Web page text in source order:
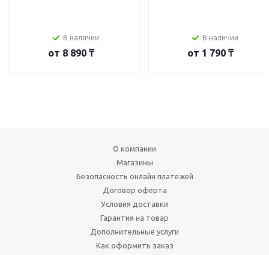
В наличии
от 8 890 ₸
В наличии
от 1 790 ₸
О компании
Магазины
Безопасность онлайн платежей
Договор оферта
Условия доставки
Гарантия на товар
Дополнительные услуги
Как оформить заказ